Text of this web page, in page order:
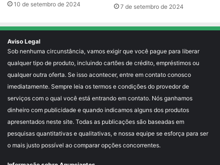
10 de setembro de 2024 7 de setembro de 2024
Aviso Legal
Sob nenhuma circunstância, vamos exigir que você pague para liberar
qualquer tipo de produto, incluindo cartões de crédito, empréstimos ou
qualquer outra oferta. Se isso acontecer, entre em contato conosco
imediatamente. Sempre leia os termos e condições do provedor de
serviços com o qual você está entrando em contato. Nós ganhamos
dinheiro com publicidade e quando indicamos alguns dos produtos
apresentados neste site. Todas as publicações são baseadas em
pesquisas quantitativas e qualitativas, e nossa equipe se esforça para ser
o mais justo possível ao comparar opções concorrentes.